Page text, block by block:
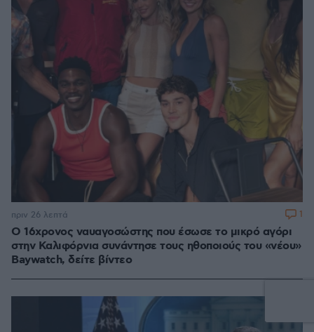
Ο 16χρονος ναυαγοσώστης που έσωσε το μικρό αγόρι
στην Καλιφόρνια συνάντησε τους ηθοποιούς του «νέου»
Baywatch, δείτε βίντεο
πριν 26 λεπτά 1